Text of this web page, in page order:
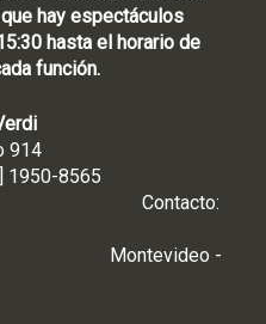
hay espectáculos
hasta el horario de
función.
914
[598 2] 1950-8565
-
11100